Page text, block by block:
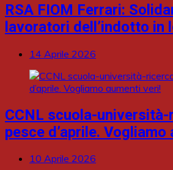
RSA FIOM Ferrari:
lavoratori dell’indotto in
14 Aprile 2026
CCNL scuola-università-
pesce d’aprile.
10 Aprile 2026